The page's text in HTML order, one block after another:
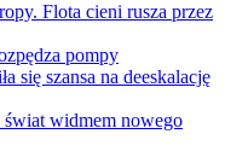
Flota cieni rusza przez
pompy
się szansa na deeskalację
świat widmem nowego